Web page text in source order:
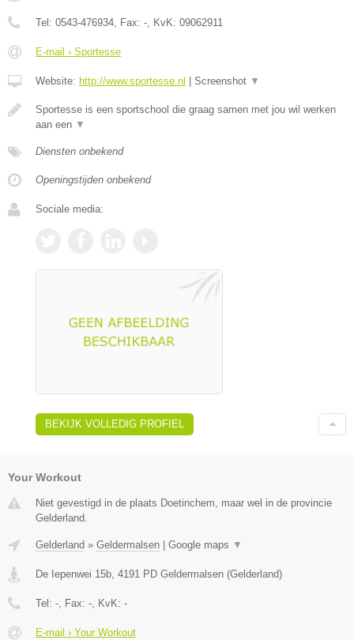
Tel: 0543-476934 , Fax: - , KvK: 09062911
E-mail › Sportesse
Website: http://www.sportesse.nl | Screenshot ▼
Sportesse is een sportschool die graag samen met jou wil werken
aan een ▼
Diensten onbekend
Openingstijden onbekend
Sociale media:
BEKIJK VOLLEDIG PROFIEL
Your Workout
Niet gevestigd in de plaats Doetinchem, maar wel in de provincie
Gelderland.
Gelderland » Geldermalsen Google maps ▼
De Iepenwei 15b, 4191 PD Geldermalsen (Gelderland)
Tel: -, Fax: -, KvK: -
E-mail › Your Workout